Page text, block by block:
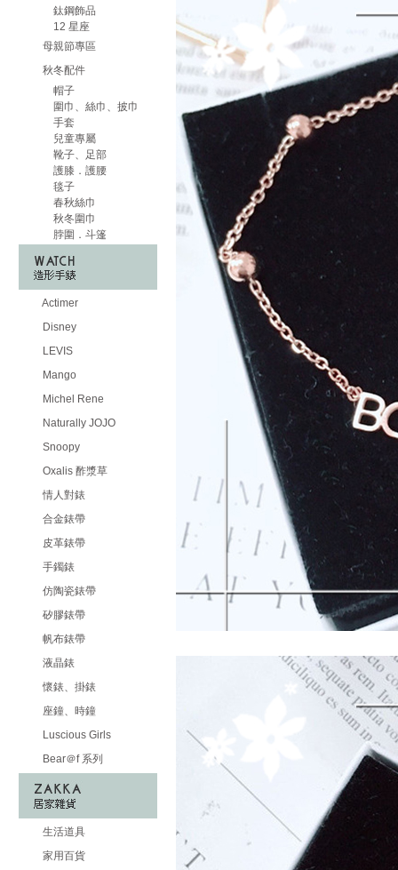
鈦鋼飾品
12 星座
母親節專區
秋冬配件
帽子
圍巾、絲巾、披巾
手套
兒童專屬
靴子、足部
護膝．護腰
毯子
春秋絲巾
秋冬圍巾
脖圍．斗篷
Actimer
Disney
LEVIS
Mango
Michel Rene
Naturally JOJO
Snoopy
Oxalis 酢漿草
情人對錶
合金錶帶
皮革錶帶
手鐲錶
仿陶瓷錶帶
矽膠錶帶
帆布錶帶
液晶錶
懷錶、掛錶
座鐘、時鐘
Luscious Girls
Bear＠f 系列
生活道具
家用百貨